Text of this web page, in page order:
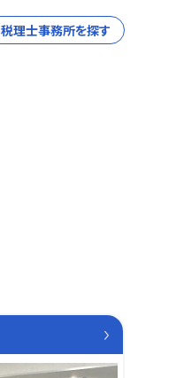
税理士事務所を探す